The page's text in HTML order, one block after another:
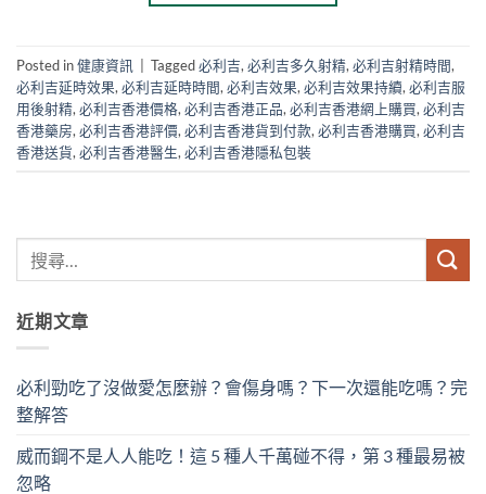
Posted in健康資訊 Tagged必利吉, 必利吉多久射精, 必利吉射精時間,
必利吉延時效果, 必利吉延時時間, 必利吉效果, 必利吉效果持續, 必利吉服
用後射精, 必利吉香港價格, 必利吉香港正品, 必利吉香港網上購買, 必利吉
香港藥房, 必利吉香港評價, 必利吉香港貨到付款, 必利吉香港購買, 必利吉
香港送貨, 必利吉香港醫生, 必利吉香港隱私包裝
近期文章
必利勁吃了沒做愛怎麼辦？會傷身嗎？下一次還能吃嗎？完
整解答
威而鋼不是人人能吃！這 5 種人千萬碰不得，第 3 種最易被
忽略